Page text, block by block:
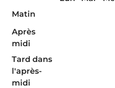
Matin
Après
midi
Tard dans
l'après-
midi